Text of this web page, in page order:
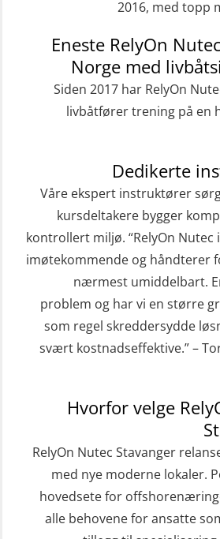
GWO: BST Refresher
(Blended: e-learning
(RBSBLE009)
Gass kurs H2S
Grunnleggende
(OBSBLE044)
HLO/MOB/Søk- og
kombinasjon –
HLO/Søk &
– repetisjon (OSC1161)
Pustelunge (OSE1251)
inkl. Brannslukking
sivile mannskaper
Helikopterevakuering
inkl. brannslukning
Hjertestarter
Oppdatering
t (MFA107)
ROC sertifikat
ROC sertifikat
(ORC103)
STCW Grunnkurs
(MBSBLE022)
STCW Hurtiggående
båt (HMOB) (MSE100)
STCW Hurtiggående
båt (HMOB)
STCW Livbåtfører
32 t (MSE1031)
STCW Mann-Over-
(hurtiggående) 32 t
(MSE112)
STCW
sliskebåt (MSE116)
2016, med topp
Eneste RelyOn
Norge med
Siden 2017 har RelyOn
livbåtfører trening på en
Dedikerte
Våre ekspert instruktører
kursdeltakere bygger
kontrollert miljø. “RelyOn Nutec
imøtekommende og håndterer
nærmest umiddelbart.
problem og har vi en større
som regel skreddersydde
svært kostnadseffektive.” –
Hvorfor velge
RelyOn Nutec Stavanger
med nye moderne lokaler.
hovedsete for
alle behovene for ansatte